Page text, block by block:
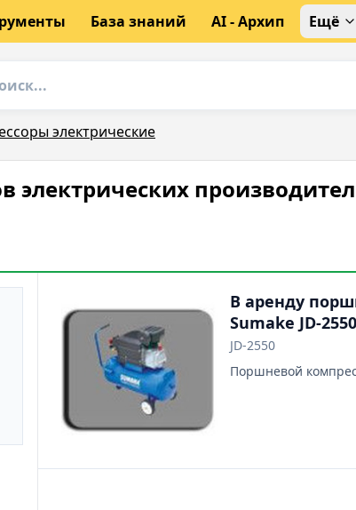
База знаний AI - Архип Ещё
электрические
электрических
В аренду
Sumake JD-2550
JD-2550
Поршневой